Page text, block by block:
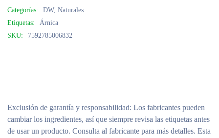
Categorías: DW, Naturales
Etiquetas:
Árnica
SKU:
7592785006832
Exclusión de garantía y responsabilidad: Los fabricantes pueden
cambiar los ingredientes, así que siempre revisa las etiquetas antes
de usar un producto. Consulta al fabricante para más detalles. Esta